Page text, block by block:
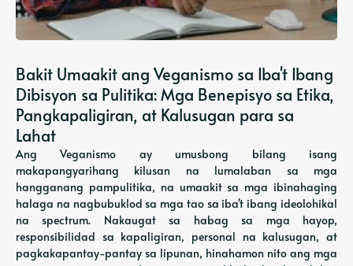
Bakit Umaakit ang Veganismo sa Iba't Ibang
Dibisyon sa Pulitika: Mga Benepisyo sa Etika,
Pangkapaligiran, at Kalusugan para sa
Lahat
Ang Veganismo ay umusbong bilang isang
makapangyarihang kilusan na lumalaban sa mga
hangganang pampulitika, na umaakit sa mga ibinahaging
halaga na nagbubuklod sa mga tao sa iba't ibang ideolohikal
na spectrum. Nakaugat sa habag sa mga hayop,
responsibilidad sa kapaligiran, personal na kalusugan, at
pagkakapantay-pantay sa lipunan, hinahamon nito ang mga